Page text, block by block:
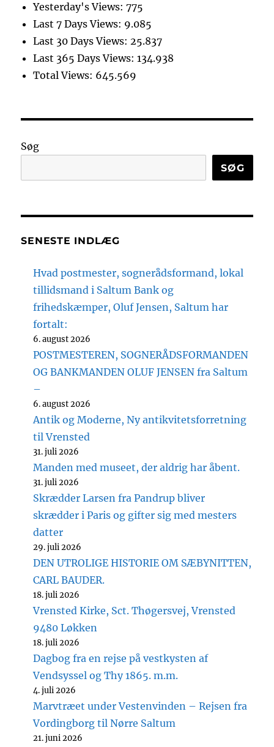
Yesterday's Views:775
Last 7 Days Views: 9.085
Last 30 Days Views:25.837
Last 365 Days Views:134.938
Total Views: 645.569
Søg
SØG
SENESTE INDLÆG
Hvad postmester, sognerådsformand, lokal
tillidsmand i Saltum Bank og
frihedskæmper, Oluf Jensen, Saltum har
fortalt:
6. august 2026
POSTMESTEREN, SOGNERÅDSFORMANDEN
OG BANKMANDEN OLUF JENSEN fra Saltum
–
6. august 2026
Antik og Moderne, Ny antikvitetsforretning
til Vrensted
31. juli 2026
Manden med museet, der aldrig har åbent.
31. juli 2026
Skrædder Larsen fra Pandrup bliver
skrædder i Paris og gifter sig med mesters
datter
29. juli 2026
DEN UTROLIGE HISTORIE OM SÆBYNITTEN,
CARL BAUDER.
18. juli 2026
Vrensted Kirke, Sct. Thøgersvej, Vrensted
9480 Løkken
18. juli 2026
Dagbog fra en rejse på vestkysten af
Vendsyssel og Thy 1865. m.m.
4. juli 2026
Marvtræet under Vestenvinden – Rejsen fra
Vordingborg til Nørre Saltum
21. juni 2026